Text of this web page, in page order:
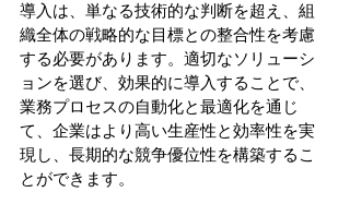
導入は、単なる技術的な判断を超え、組
織全体の戦略的な目標との整合性を考慮
する必要があります。適切なソリューシ
ョンを選び、効果的に導入することで、
業務プロセスの自動化と最適化を通じ
て、企業はより高い生産性と効率性を実
現し、長期的な競争優位性を構築するこ
とができます。